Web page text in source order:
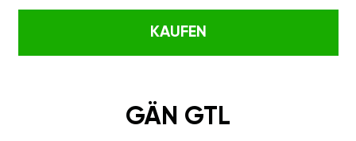
KAUFEN
GÄN GTL